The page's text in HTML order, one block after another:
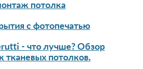
потолка
с фотопечатью
- что лучше? Обзор
тканевых потолков.